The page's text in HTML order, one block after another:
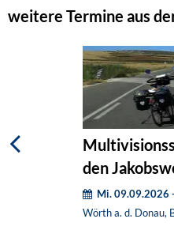
weitere Termine aus
den
Mi. 09.09.2026
Wörth a. d. Donau,